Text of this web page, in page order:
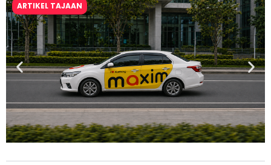
ARTIKEL TAJAAN